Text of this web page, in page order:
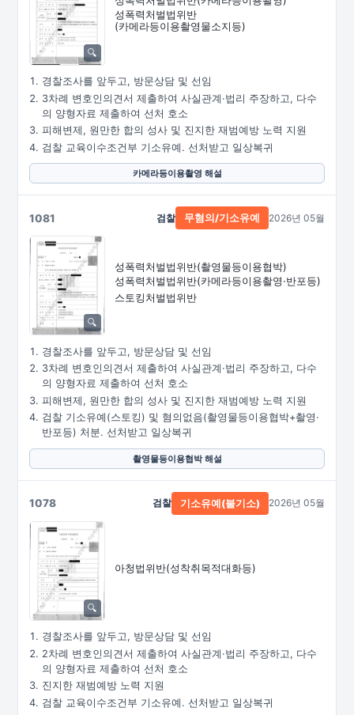
성폭력처벌법위반
(카메라등이용촬영물소지등)
경찰조사를 앞두고, 방문상담 및 선임
3차례 변호인의견서 제출하여 사실관계·법리 주장하고, 다수
의 양형자료 제출하여 선처 호소
피해변제, 원만한 합의 성사 및 진지한 재범예방 노력 지원
검찰 교육이수조건부 기소유예. 선처받고 일상복귀
카메라등이용촬영 해설
1081
성폭력처벌법위반(촬영물등이용협박)
성폭력처벌법위반(카메라등이용촬영·반포등)
스토킹처벌법위반
검찰 무혐의/기소유예 2026년 05월
경찰조사를 앞두고, 방문상담 및 선임
3차례 변호인의견서 제출하여 사실관계·법리 주장하고, 다수
의 양형자료 제출하여 선처 호소
피해변제, 원만한 합의 성사 및 진지한 재범예방 노력 지원
검찰 기소유예(스토킹) 및 혐의없음(촬영물등이용협박+촬영·
반포등) 처분. 선처받고 일상복귀
촬영물등이용협박 해설
1078
아청법위반(성착취목적대화등)
검찰 기소유예(불기소) 2026년 05월
경찰조사를 앞두고, 방문상담 및 선임
2차례 변호인의견서 제출하여 사실관계·법리 주장하고, 다수
의 양형자료 제출하여 선처 호소
진지한 재범예방 노력 지원
검찰 교육이수조건부 기소유예. 선처받고 일상복귀